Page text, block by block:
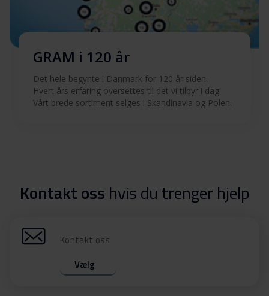
GRAM i 120 år
Det hele begynte i Danmark for 120 år siden.
Hvert års erfaring oversettes til det vi tilbyr i dag.
Vårt brede sortiment selges i Skandinavia og Polen.
Kontakt oss hvis du trenger hjelp
Kontakt oss
Vælg